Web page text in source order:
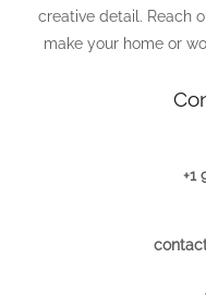
creative detail. Reach
make your home or
+1